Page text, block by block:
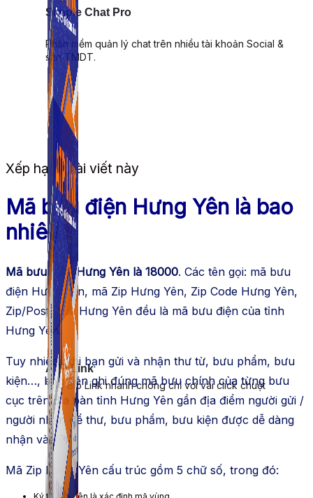
ATP Link
Tạo Bio Link nhanh chóng chỉ với vài click chuột
Simple Chat Pro
Phần mềm quản lý chat trên nhiều tài khoản Social &
sàn TMDT.
Xếp hạng bài viết này
Mã bưu điện Hưng Yên là bao
nhiêu?
Mã bưu điện Hưng Yên là 18000. Các tên gọi: mã bưu
điện Hưng Yên, mã Zip Hưng Yên, Zip Code Hưng Yên,
Zip/Postcode Hưng Yên đều là mã bưu điện của tỉnh
Hưng Yên.
Tuy nhiên, khi bạn gửi và nhận thư từ, bưu phẩm, bưu
kiện…, bạn nên ghi đúng mã bưu chính của từng bưu
cục trên địa bàn tỉnh Hưng Yên gần địa điểm người gửi /
người nhận để thư, bưu phẩm, bưu kiện được dễ dàng
nhận và gửi
Mã Zip Hưng Yên cấu trúc gồm 5 chữ số, trong đó: